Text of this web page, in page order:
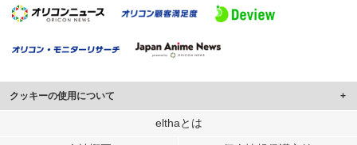
クッキーの使用について
このサイトでは Cookie を使用して、ユーザーに合わせたコンテンツや広告の
elthaとは